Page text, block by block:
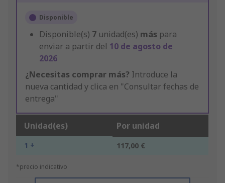
Disponible
Disponible(s) 7 unidad(es) más para
enviar a partir del 10 de agosto de
2026
¿Necesitas comprar más? Introduce la
nueva cantidad y clica en "Consultar fechas de
entrega"
Unidad(es) Por unidad
1 + 117,00 €
*precio indicativo